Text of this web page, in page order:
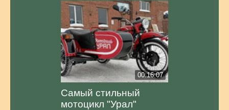
00:16:07
Самый стильный
мотоцикл "Урал"